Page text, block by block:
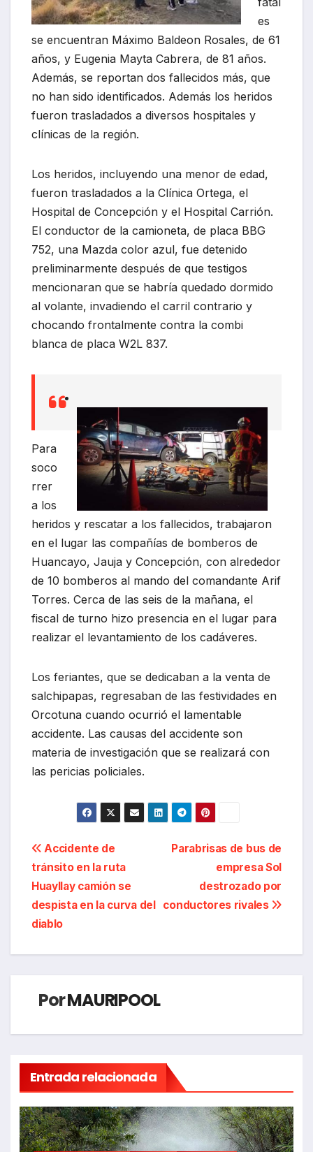
es
se encuentran Máximo Baldeon Rosales, de 61
años, y Eugenia Mayta Cabrera, de 81 años.
Además, se reportan dos fallecidos más, que
no han sido identificados. Además los heridos
fueron trasladados a diversos hospitales y
clínicas de la región.
Los heridos, incluyendo una menor de edad,
fueron trasladados a la Clínica Ortega, el
Hospital de Concepción y el Hospital Carrión.
El conductor de la camioneta, de placa BBG
752, una Mazda color azul, fue detenido
preliminarmente después de que testigos
mencionaran que se habría quedado dormido
al volante, invadiendo el carril contrario y
chocando frontalmente contra la combi
blanca de placa W2L 837.
Para
soco
rrer
a los
heridos y rescatar a los fallecidos, trabajaron
en el lugar las compañías de bomberos de
Huancayo, Jauja y Concepción, con alrededor
de 10 bomberos al mando del comandante Arif
Torres. Cerca de las seis de la mañana, el
fiscal de turno hizo presencia en el lugar para
realizar el levantamiento de los cadáveres.
Los feriantes, que se dedicaban a la venta de
salchipapas, regresaban de las festividades en
Orcotuna cuando ocurrió el lamentable
accidente. Las causas del accidente son
materia de investigación que se realizará con
las pericias policiales.
Navegación
de
entradas
Parabrisas de bus de
empresa Sol
destrozado por
conductores rivales
Accidente de
tránsito en la ruta
Huayllay camión se
despista en la curva del
diablo
PorMAURIPOOL
Entrada relacionada